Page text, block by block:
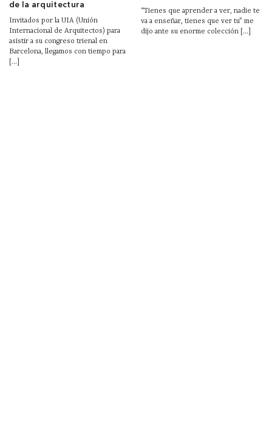
de la arquitectura
Invitados por la UIA (Unión
Internacional de Arquitectos) para
asistir a su congreso trienal en
Barcelona, llegamos con tiempo para
[...]
“Tienes que aprender a ver, nadie te
va a enseñar, tienes que ver tu” me
dijo ante su enorme colección [...]